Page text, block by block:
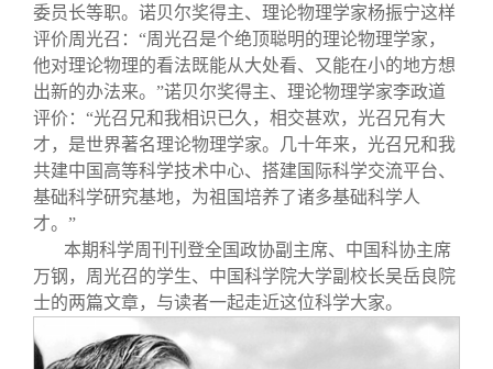
实用信息
总会章程
理事会名单
制度法规
联系我们
委员长等职。诺贝尔奖得主、理论物理学家杨振宁这样
评价周光召：“周光召是个绝顶聪明的理论物理学家，
他对理论物理的看法既能从大处看、又能在小的地方想
出新的办法来。”诺贝尔奖得主、理论物理学家李政道
评价：“光召兄和我相识已久，相交甚欢，光召兄有大
才，是世界著名理论物理学家。几十年来，光召兄和我
共建中国高等科学技术中心、搭建国际科学交流平台、
基础科学研究基地，为祖国培养了诸多基础科学人
才。”
本期科学周刊刊登全国政协副主席、中国科协主席
万钢，周光召的学生、中国科学院大学副校长吴岳良院
士的两篇文章，与读者一起走近这位科学大家。